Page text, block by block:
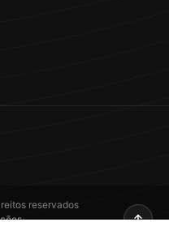
reservados
·